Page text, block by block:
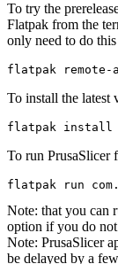
To try the
Flatpak from the
only need to do
flatpak
To install the latest
flatpak install
To run PrusaSlicer
flatpak run
Note: that you can
option if you do
Note: PrusaSlicer
be delayed by a